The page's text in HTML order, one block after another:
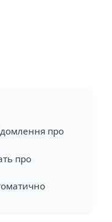
про
про